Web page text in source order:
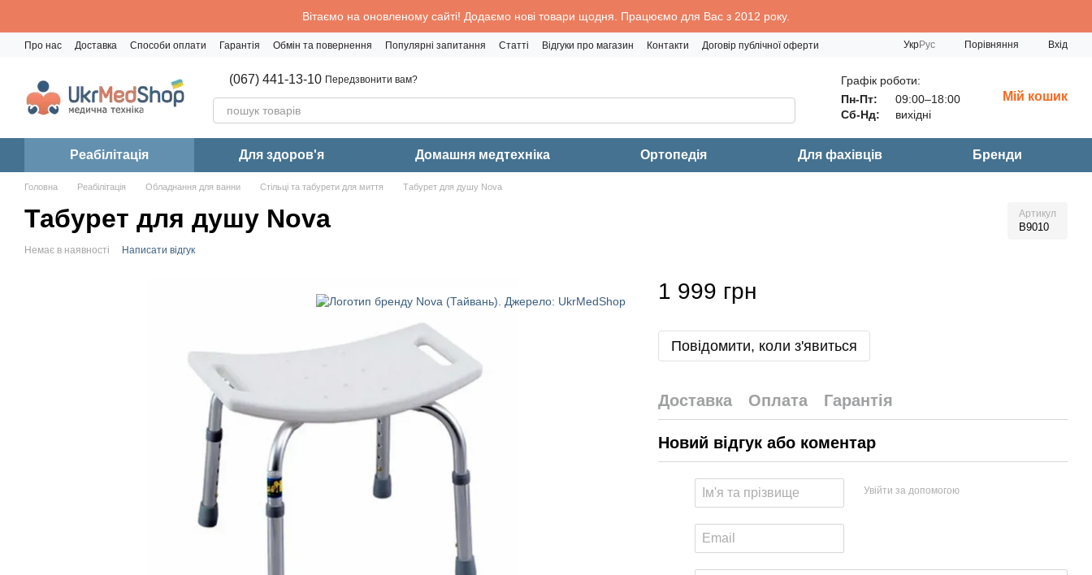
Вітаємо на оновленому сайті! Додаємо нові товари щодня. Працюємо для Вас з 2012 року.
Про нас Доставка Способи оплати Гарантія Обмін та повернення Популярні запитання Статті Відгуки про магазин Контакти
Договір публічної оферти
УкрРус Порівняння Вхід
(067) 441-13-10 Передзвонити вам?
Графік роботи:
Пн-Пт:
09:00–18:00
Сб-Нд:
вихідні
Мій кошик
Реабiлiтацiя Для здоров'я Домашня медтехніка Ортопедія Для фахівців Бренди
Головна Реабiлiтацiя Обладнання для ванни Стільці та табурети для миття Табурет для душу Nova
Табурет для душу Nova Артикул
B9010
Немає в наявності Написати відгук
1 999 грн
Повідомити, коли з'явиться
Доставка Оплата Гарантія
Новий відгук або коментар
Увійти за допомогою